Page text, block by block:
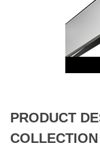
PRODUCT